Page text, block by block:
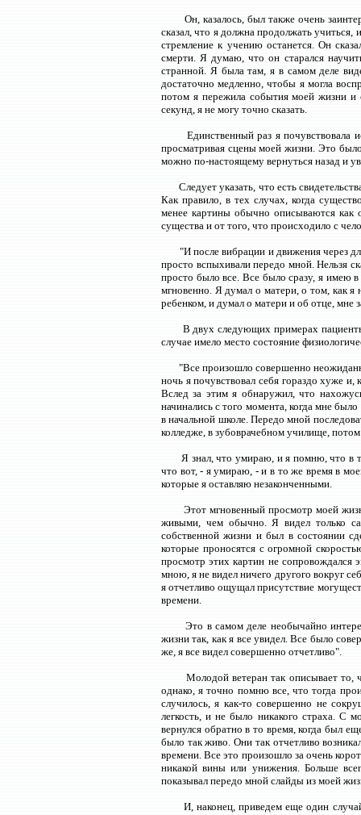
Он, казалось, был также очень
сказал, что я должна продолжать учиться,
стремление к учению останется. Он
смерти. Я думаю, что он старался
странной. Я была там, я в самом деле
достаточно медленно, чтобы я могла
потом я пережила события моей жизни и
секунд, я не могу точно сказать.
Единственный раз я почувствовала
просматривая сцены моей жизни. Это
можно по-настоящему вернуться назад и
Следует указать, что есть
Как правило, в тех случах, когда
менее картины обычно описываются как
существа и от того, что происходило с
"И после вибрации и движения через
просто вспыхивали передо мной. Нельзя
просто было все. Все было сразу, я имею
мгновенно. Я думал о матери, о том, как я
ребенком, и думал о матери и об отце, мне
В двух следующих примерах
случае имело место состояние
"Все произошло совершенно
ночь я почувствовал себя гораздо хуже
Вслед за этим я обнаружил, что
начинались с того момента, когда мне
в начальной школе. Передо мной
колледже, в зубоврачебном училище,
Я знал, что умираю, и я помню, что в
что вот, - я умираю, - и в то же время в
которые я оставляю незаконченными.
Этот мгновенный просмотр моей
живыми, чем обычно. Я видел только
собственной жизни и был в состоянии
которые проносятся с огромной
просмотр этих картин не сопровождался
мною, я не видел ничего другого вокруг
я отчетливо ощущал присутствие
времени.
Это в самом деле необычайно
жизни так, как я все увидел. Все было
же, я все видел совершенно отчетливо".
Молодой ветеран так описывает то,
однако, я точно помню все, что тогда
случилось, я как-то совершенно не
легкость, и не было никакого страха. С
вернулся обратно в то время, когда был
было так живо. Они так отчетливо
времени. Все это произошло за очень
никакой вины или унижения. Больше
показывал передо мной слайды из моей
И, наконец, приведем еще один